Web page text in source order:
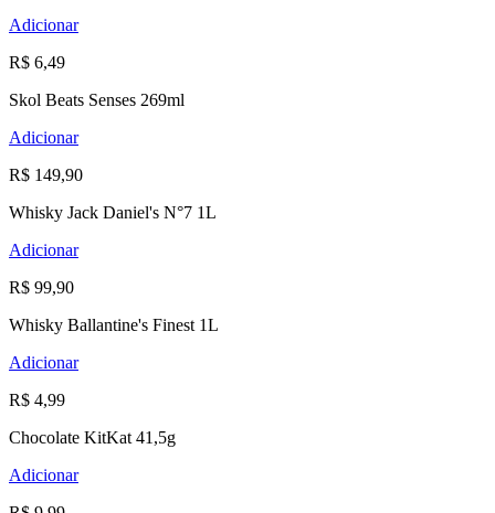
Adicionar
R$ 6,49
Skol Beats Senses 269ml
Adicionar
R$ 149,90
Whisky Jack Daniel's N°7 1L
Adicionar
R$ 99,90
Whisky Ballantine's Finest 1L
Adicionar
R$ 4,99
Chocolate KitKat 41,5g
Adicionar